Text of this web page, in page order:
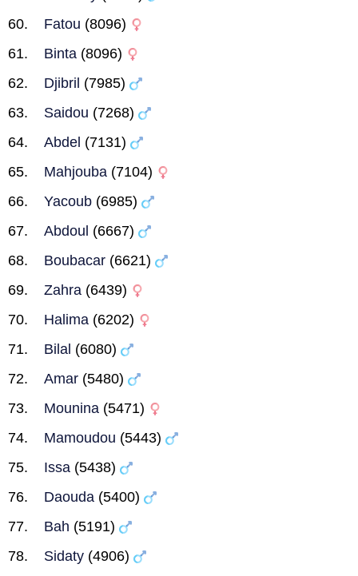
Fatou (8096)
Binta (8096)
Djibril (7985)
Saidou (7268)
Abdel (7131)
Mahjouba (7104)
Yacoub (6985)
Abdoul (6667)
Boubacar (6621)
Zahra (6439)
Halima (6202)
Bilal (6080)
Amar (5480)
Mounina (5471)
Mamoudou (5443)
Issa (5438)
Daouda (5400)
Bah (5191)
Sidaty (4906)